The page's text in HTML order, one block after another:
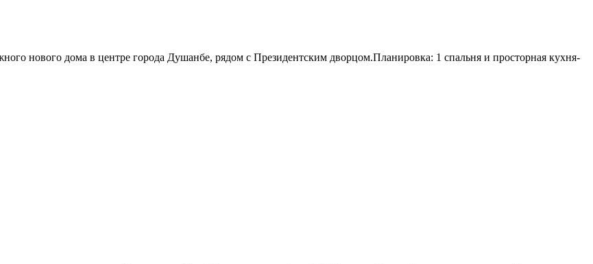
нового дома в центре города Душанбе, рядом с Президентским дворцом.Планировка: 1 спальня и просторная кухня-